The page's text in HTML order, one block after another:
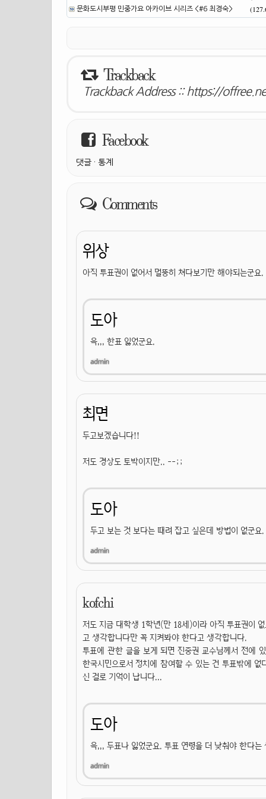
문화도시부평 민중가요 아카이브 시리즈 <#6 최경숙>
Trackback
Trackback Address :: https://
Facebook
댓글 · 통계
Comments
위상
아직 투표권이 없어서 멀뚱히 쳐다보기만 해야되는군요.
도아
윽,,, 한표 잃었군요.
최면
두고보겠습니다!!
저도 경상도 토박이지만.. --;;
도아
두고 보는 것 보다는 때려 잡고 싶은데 방법이 없군요.
kofchi
저도 지금 대학생 1학년(만 18세)이라 아직 투표권이
고 생각합니다만 꼭 지켜봐야 한다고 생각합니다.
투표에 관한 글을 보게 되면 진중권 교수님께서 전에
한국시민으로서 정치에 참여할 수 있는 건 투표밖에
신 걸로 기억이 납니다...
도아
윽,,, 두표나 잃었군요. 투표 연령을 더 낮춰야 한다는